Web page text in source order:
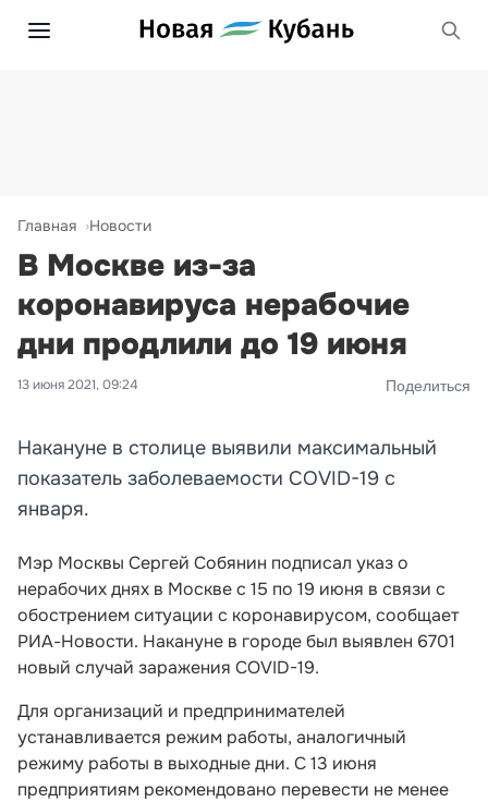
Главная Новости
В Москве из-за
коронавируса нерабочие
дни продлили до 19 июня
13 июня 2021, 09:24 Поделиться
Накануне в столице выявили максимальный
показатель заболеваемости COVID-19 с
января.
Мэр Москвы Сергей Собянин подписал указ о
нерабочих днях в Москве с 15 по 19 июня в связи с
обострением ситуации с коронавирусом, сообщает
РИА-Новости. Накануне в городе был выявлен 6701
новый случай заражения COVID-19.
Для организаций и предпринимателей
устанавливается режим работы, аналогичный
режиму работы в выходные дни. С 13 июня
предприятиям рекомендовано перевести не менее